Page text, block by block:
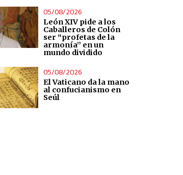
05/08/2026
León XIV pide a los
Caballeros de Colón
ser “profetas de la
armonía” en un
mundo dividido
05/08/2026
El Vaticano da la mano
al confucianismo en
Seúl